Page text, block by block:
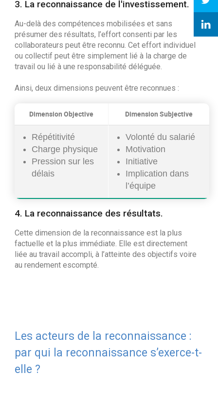
3. La reconnaissance de l'investissement.
Au-delà des compétences mobilisées et sans
présumer des résultats, l’effort consenti par les
collaborateurs peut être reconnu. Cet effort individuel
ou collectif peut être simplement lié à la charge de
travail ou lié à une responsabilité déléguée.
Ainsi, deux dimensions peuvent être reconnues :
Dimension Objective Dimension Subjective
Répétitivité
Charge physique
Pression sur les
délais
Volonté du salarié
Motivation
Initiative
Implication dans
l’équipe
4. La reconnaissance des résultats.
Cette dimension de la reconnaissance est la plus
factuelle et la plus immédiate. Elle est directement
liée au travail accompli, à l’atteinte des objectifs voire
au rendement escompté.
Les acteurs de la reconnaissance :
par qui la reconnaissance s’exerce-t-
elle ?